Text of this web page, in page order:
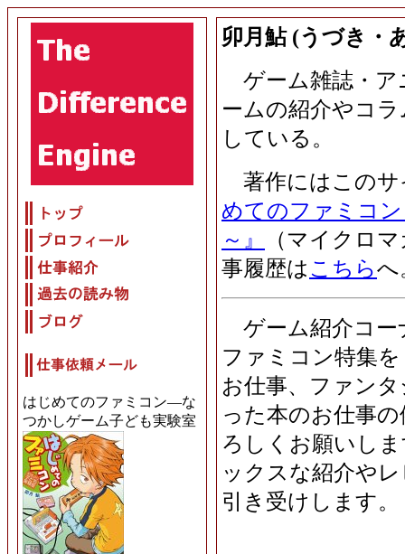
はじめてのファミコン―な
つかしゲーム子ども実験室
卯月鮎 (うづき・
ゲーム雑誌・ア
ームの紹介やコ
している。
著作にはこのサ
めてのファミコ
～』
（マイクロ
事履歴はこちらへ
ゲーム紹介コー
ファミコン特集
お仕事、ファン
った本のお仕事
ろしくお願いし
ックスな紹介や
引き受けします。